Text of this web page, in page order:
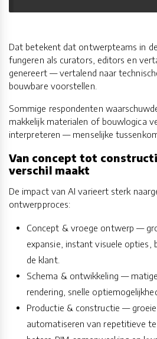
Dat betekent dat ontwerpteams in
fungeren als curators, editors en
genereert — vertalend naar
bouwbare voorstellen.
Sommige respondenten
makkelijk materialen of bouwlogica
interpreteren — menselijke
Van concept tot
verschil maakt
De impact van AI varieert sterk
ontwerpproces:
Concept & vroege ontwerp —
expansie, instant visuele
de klant.
Schema & ontwikkeling —
rendering, snelle
Productie & constructie —
automatiseren van repetitieve